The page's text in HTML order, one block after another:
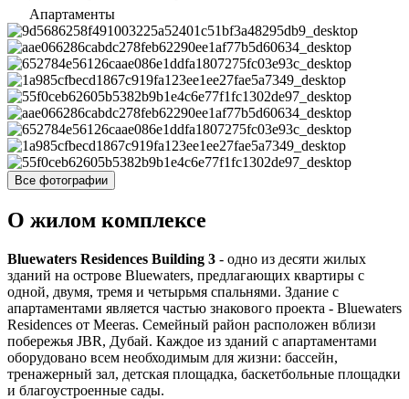
Апартаменты
Все фотографии
О жилом комплексе
Bluewaters Residences Building 3 - одно из десяти жилых
зданий на острове Bluewaters, предлагающих квартиры с
одной, двумя, тремя и четырьмя спальнями. Здание с
апартаментами является частью знакового проекта - Bluewaters
Residences от Meeras. Семейный район расположен вблизи
побережья JBR, Дубай. Каждое из зданий с апартаментами
оборудовано всем необходимым для жизни: бассейн,
тренажерный зал, детская площадка, баскетбольные площадки
и благоустроенные сады.